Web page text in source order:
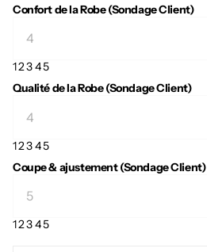
Confort de la Robe (Sondage Client)
12345
Qualité de la Robe (Sondage Client)
12345
Coupe & ajustement (Sondage Client)
12345